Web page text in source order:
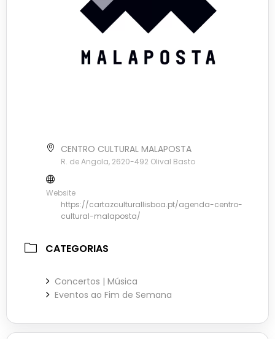
CENTRO CULTURAL MALAPOSTA
R. de Angola, 2620-492 Olival Basto
Website
https://cartazculturallisboa.pt/agenda-centro-
cultural-malaposta/
CATEGORIAS
Concertos | Música
Eventos ao Fim de Semana